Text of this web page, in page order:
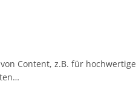
Content, z.B. für hochwertige